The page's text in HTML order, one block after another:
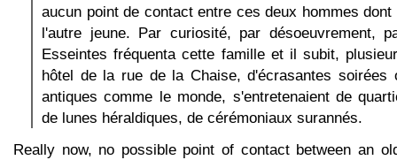
aucun point de contact entre ces deux hommes
l'autre jeune. Par curiosité, par désoeuvrement,
Esseintes fréquenta cette famille et il subit,
hôtel de la rue de la Chaise, d'écrasantes soirées
antiques comme le monde, s'entretenaient de
de lunes héraldiques, de cérémoniaux surannés.
Really now, no possible point of contact between an